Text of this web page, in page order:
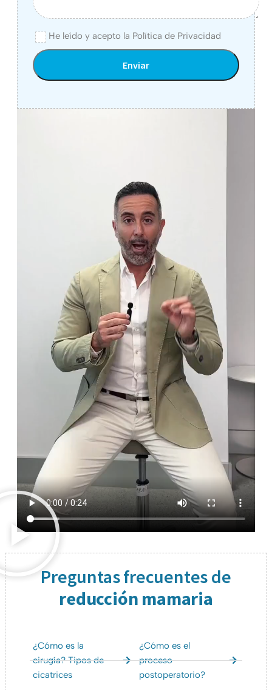
He leído y acepto la Política de Privacidad
Preguntas frecuentes de
reducción mamaria
¿Cómo es la
cirugía? Tipos de
cicatrices
¿Cómo es el
proceso
postoperatorio?